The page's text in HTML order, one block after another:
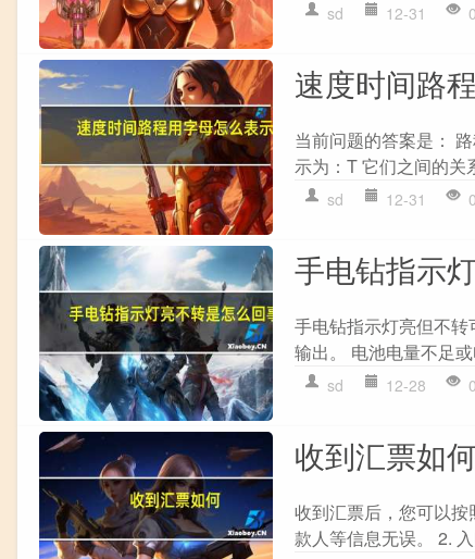
sd 12-31 0
速度时间路
当前问题的答案是：
示为：T 它们之间的关
sd 12-31 0
手电钻指示
手电钻指示灯亮但不
输出。 电池电量不足
sd 12-28 0
收到汇票如何
收到汇票后，您可以
款人等信息无误。 2.